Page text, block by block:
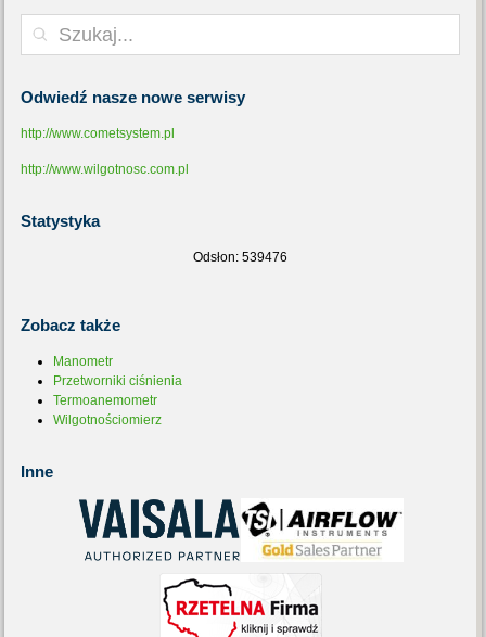
Odwiedź nasze nowe serwisy
http://www.cometsystem.pl
http://www.wilgotnosc.com.pl
Statystyka
Odsłon: 539476
Zobacz także
Manometr
Przetworniki ciśnienia
Termoanemometr
Wilgotnościomierz
Inne